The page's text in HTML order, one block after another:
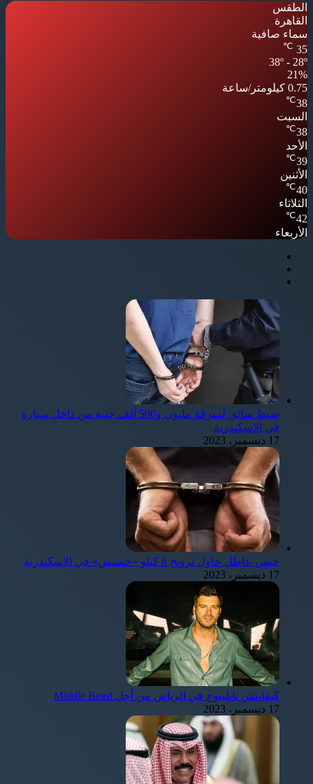
الطقس
القاهرة
سماء صافية
35
℃
38º - 28º
21%
0.75 كيلومتر/ساعة
38
℃
السبت
38
℃
الأحد
39
℃
الأثنين
40
℃
الثلاثاء
42
℃
الأربعاء
ضبط سائق لسرقة مليون و500 ألف جنيه من داخل سيارة
في الإسكندرية
17 ديسمبر، 2023
حبس عاطل حاول ترويج 8 كيلو «حشيش» في الإسكندرية
17 ديسمبر، 2023
كيفانتش تاتليتوج في الرياض من أجل Middle Beast
17 ديسمبر، 2023